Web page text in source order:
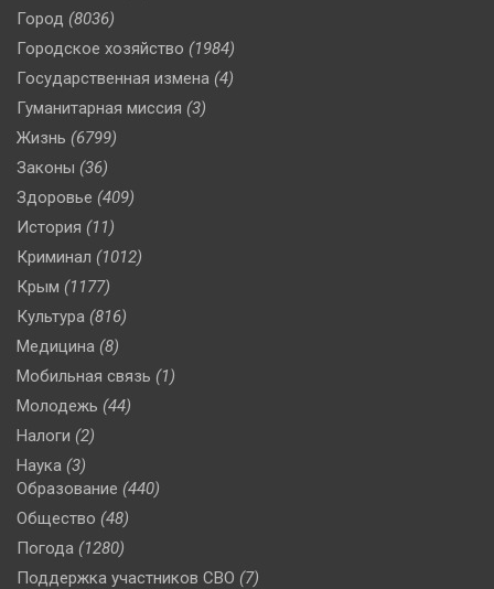
Город (8036)
Городское хозяйство (1984)
Государственная измена (4)
Гуманитарная миссия (3)
Жизнь (6799)
Законы (36)
Здоровье (409)
История (11)
Криминал (1012)
Крым (1177)
Культура (816)
Медицина (8)
Мобильная связь (1)
Молодежь (44)
Налоги (2)
Наука (3)
Образование (440)
Общество (48)
Погода (1280)
Поддержка участников СВО (7)